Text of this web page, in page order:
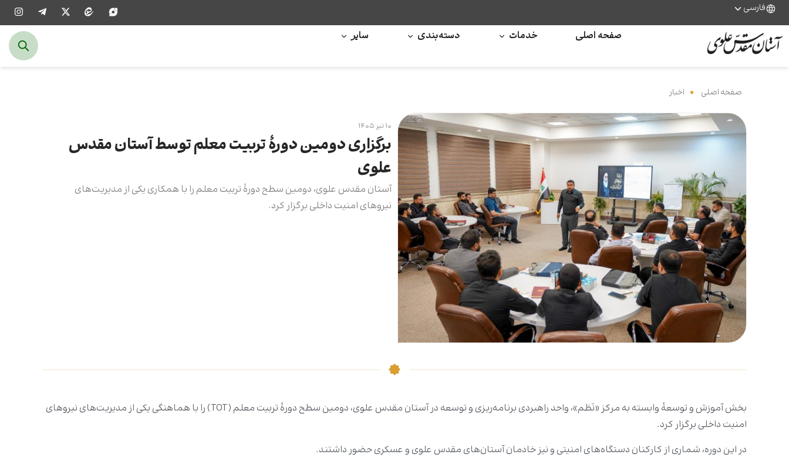
فارسی
صفحه اصلی خدمات دسته‌بندی سایر
صفحه اصلی اخبار
۱۰ تیر ۱۴۰۵
برگزاری دومین دورۀ تربیت معلم توسط آستان مقدس
علوی
آستان مقدس علوی، دومین سطح دورۀ تربیت معلم را با همکاری یکی از مدیریت‌های
نیروهای امنیت داخلی برگزار کرد.
بخش آموزش و توسعۀ وابسته به مرکز «نَظم»، واحد راهبردی برنامه‌ریزی و توسعه در آستان مقدس علوی، دومین سطح دورۀ تربیت معلم (TOT) را با هماهنگی یکی از مدیریت‌های نیروهای
امنیت داخلی برگزار کرد.
در این دوره، شماری از کارکنان دستگاه‌های امنیتی و نیز خادمان آستان‌های مقدس علوی و عسکری حضور داشتند.